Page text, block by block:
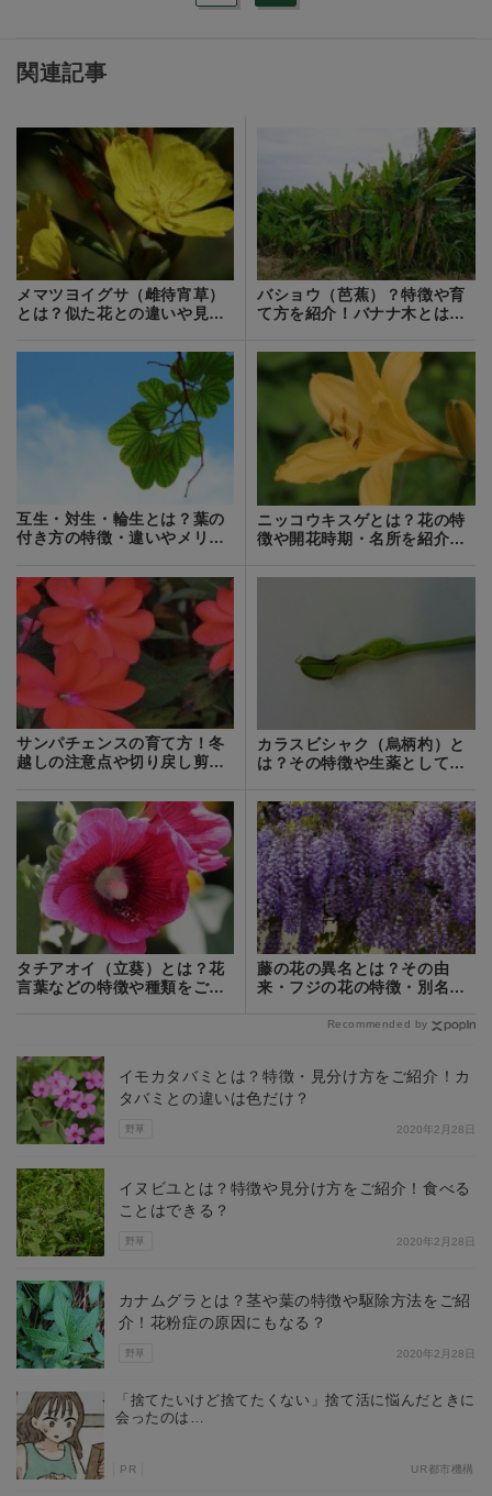
関連記事
メマツヨイグサ（雌待宵草）
とは？似た花との違いや見分
バショウ（芭蕉）？特徴や育
て方を紹介！バナナ木とはど
互生・対生・輪生とは？葉の
付き方の特徴・違いやメリッ
ニッコウキスゲとは？花の特
徴や開花時期・名所を紹介！
サンパチェンスの育て方！冬
越しの注意点や切り戻し剪定
カラスビシャク（烏柄杓）と
は？その特徴や生薬としての
タチアオイ（立葵）とは？花
言葉などの特徴や種類をご紹
藤の花の異名とは？その由
来・フジの花の特徴・別名や
Recommended by
野草
イモカタバミとは？特徴・見分け方をご紹介！カ
タバミとの違いは色だけ？
2020年2月28日
野草
イヌビユとは？特徴や見分け方をご紹介！食べる
ことはできる？
2020年2月28日
野草
カナムグラとは？茎や葉の特徴や駆除方法をご紹
介！花粉症の原因にもなる？
2020年2月28日
「捨てたいけど捨てたくない」捨て活に悩んだときに
会ったのは…
PR UR都市機構